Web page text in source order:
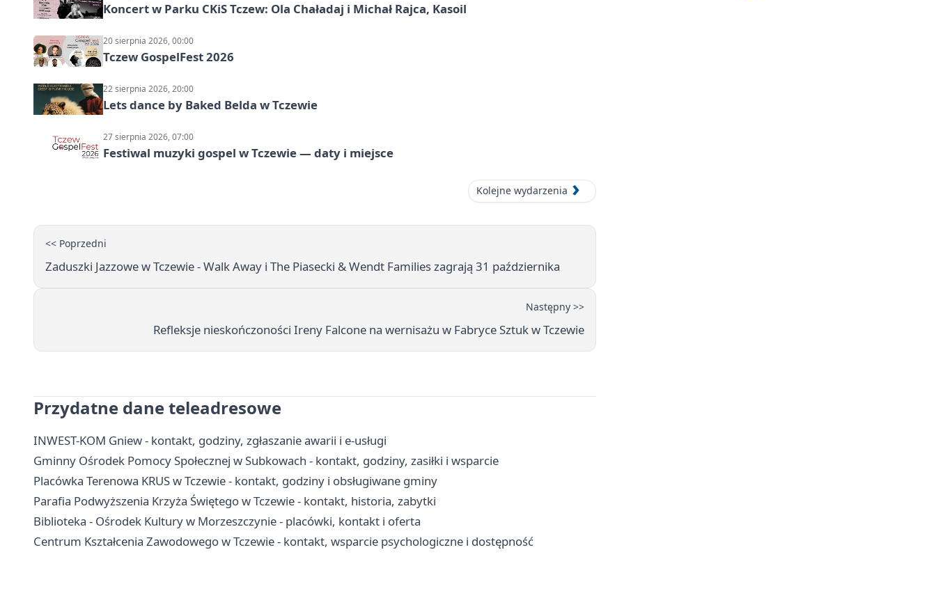
Koncert w Parku CKiS Tczew: Ola Chaładaj i Michał Rajca, Kasoil
20 sierpnia 2026, 00:00
Tczew GospelFest 2026
22 sierpnia 2026, 20:00
Lets dance by Baked Belda w Tczewie
27 sierpnia 2026, 07:00
Festiwal muzyki gospel w Tczewie — daty i miejsce
Kolejne wydarzenia
<< Poprzedni
Zaduszki Jazzowe w Tczewie - Walk Away i The Piasecki & Wendt Families zagrają 31 października
Następny >>
Refleksje nieskończoności Ireny Falcone na wernisażu w Fabryce Sztuk w Tczewie
Przydatne dane teleadresowe
INWEST-KOM Gniew - kontakt, godziny, zgłaszanie awarii i e-usługi
Gminny Ośrodek Pomocy Społecznej w Subkowach - kontakt, godziny, zasiłki i wsparcie
Placówka Terenowa KRUS w Tczewie - kontakt, godziny i obsługiwane gminy
Parafia Podwyższenia Krzyża Świętego w Tczewie - kontakt, historia, zabytki
Biblioteka - Ośrodek Kultury w Morzeszczynie - placówki, kontakt i oferta
Centrum Kształcenia Zawodowego w Tczewie - kontakt, wsparcie psychologiczne i dostępność